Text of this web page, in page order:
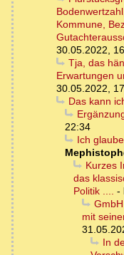
Kommune,
30.05.2022,
Tja, das
Erwartungen
30.05.2022,
Das kann
22:34
Ich
Kurzes
das
Politik .... -
mit
In